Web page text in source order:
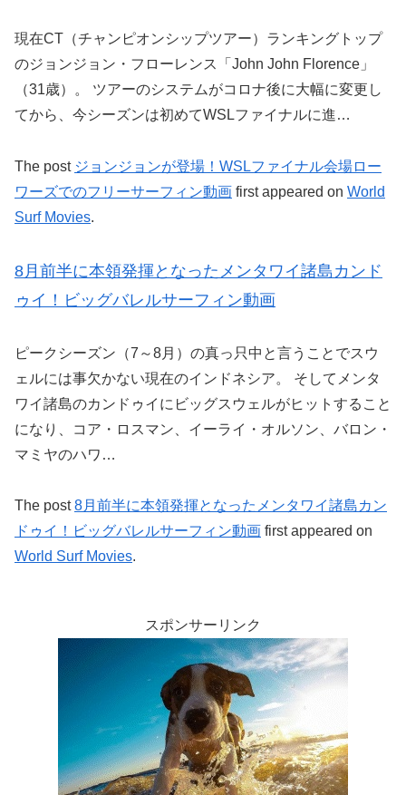
現在CT（チャンピオンシップツアー）ランキングトップ
のジョンジョン・フローレンス「John John Florence」
（31歳）。 ツアーのシステムがコロナ後に大幅に変更し
てから、今シーズンは初めてWSLファイナルに進…
The post ジョンジョンが登場！WSLファイナル会場ロー
ワーズでのフリーサーフィン動画 first appeared on World
Surf Movies.
8月前半に本領発揮となったメンタワイ諸島カンド
ゥイ！ビッグバレルサーフィン動画
ピークシーズン（7～8月）の真っ只中と言うことでスウ
ェルには事欠かない現在のインドネシア。 そしてメンタ
ワイ諸島のカンドゥイにビッグスウェルがヒットすること
になり、コア・ロスマン、イーライ・オルソン、バロン・
マミヤのハワ…
The post8月前半に本領発揮となったメンタワイ諸島カン
ドゥイ！ビッグバレルサーフィン動画 first appeared on
World Surf Movies.
スポンサーリンク